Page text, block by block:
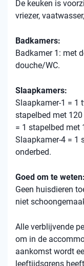
De keuken is
vriezer,
Badkamers:
Badkamer 1: met
douche/WC.
Slaapkamers:
Slaapkamer-1 = 1
stapelbed met
= 1 stapelbed met
Slaapkamer-4 = 1
onderbed.
Goed om te weten:
Geen huisdieren
niet
Alle verblijvende
om in de
aankomst wordt
leeftijdsgrens